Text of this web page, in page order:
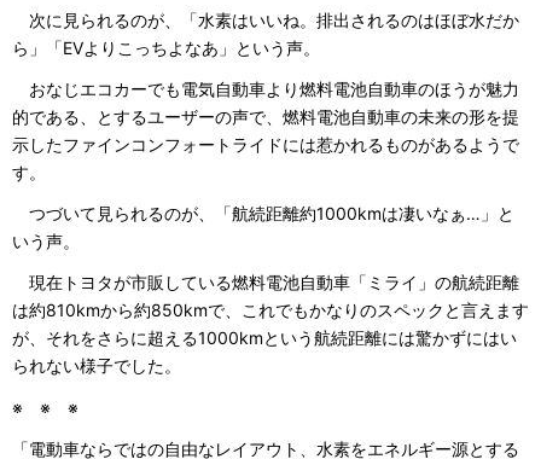
次に見られるのが、「水素はいいね。排出されるのはほぼ水だか
ら」「EVよりこっちよなあ」という声。
おなじエコカーでも電気自動車より燃料電池自動車のほうが魅力
的である、とするユーザーの声で、燃料電池自動車の未来の形を提
示したファインコンフォートライドには惹かれるものがあるようで
す。
つづいて見られるのが、「航続距離約1000kmは凄いなぁ…」と
いう声。
現在トヨタが市販している燃料電池自動車「ミライ」の航続距離
は約810kmから約850kmで、これでもかなりのスペックと言えます
が、それをさらに超える1000kmという航続距離には驚かずにはい
られない様子でした。
※ ※ ※
「電動車ならではの自由なレイアウト、水素をエネルギー源とする